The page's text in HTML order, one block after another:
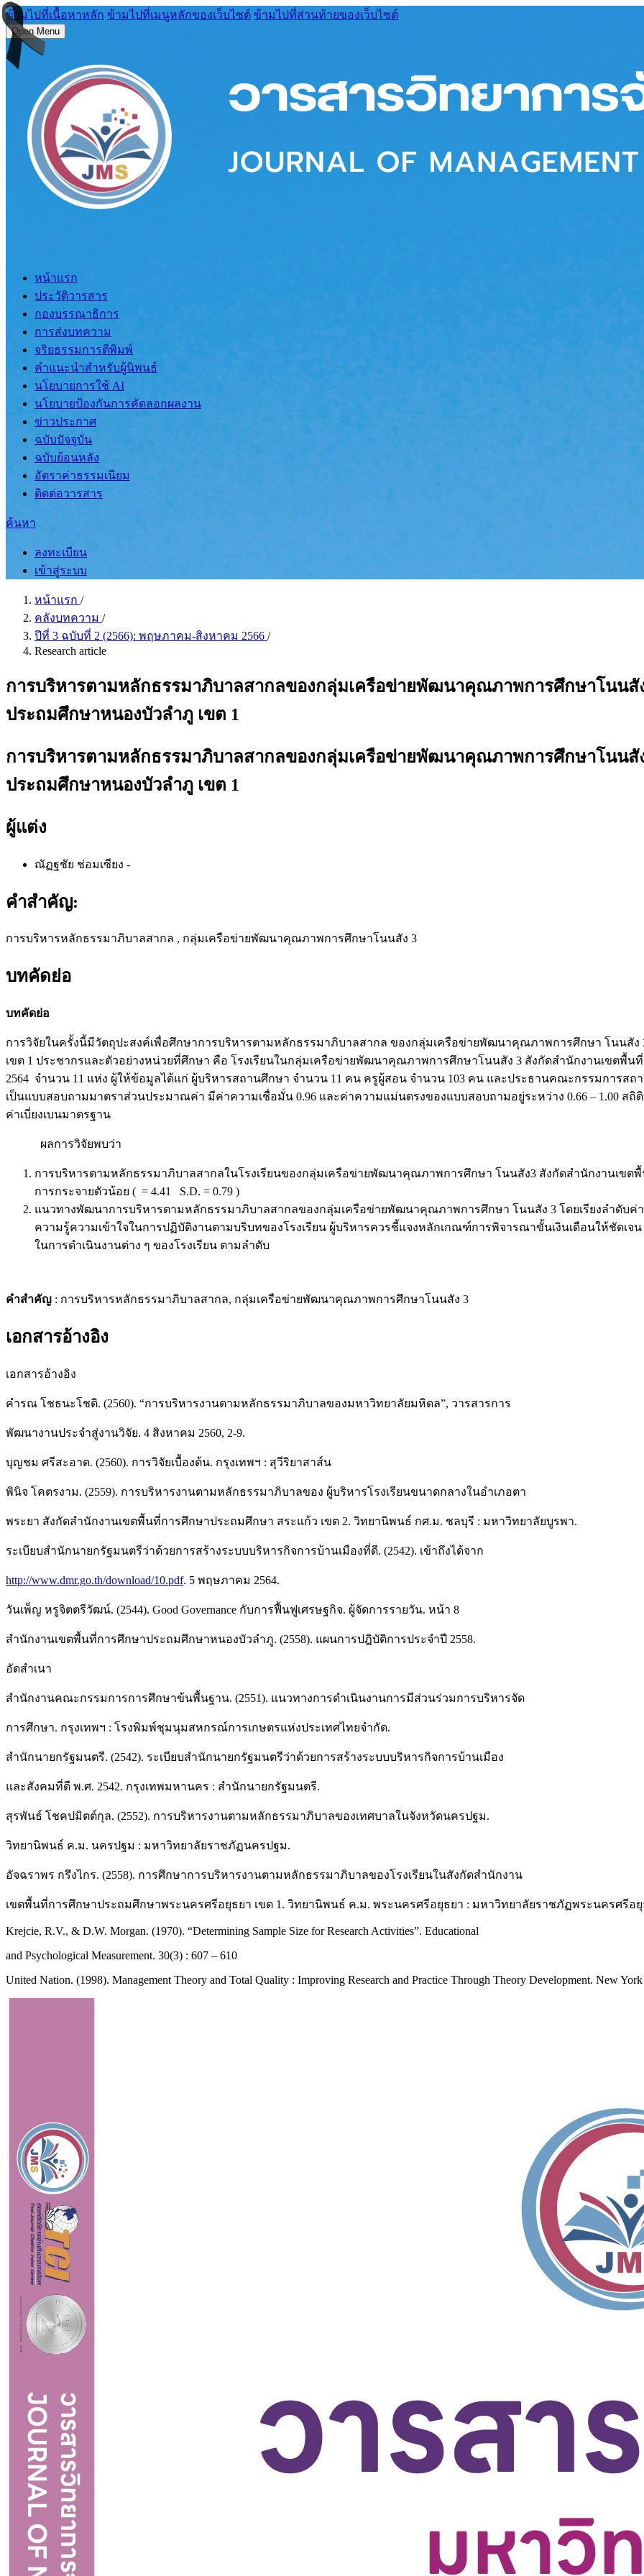
ข้ามไปที่เนื้อหาหลัก ข้ามไปที่เมนูหลักของเว็บไซต์ ข้ามไปที่ส่วนท้ายของเว็บไซต์
Open Menu
หน้าแรก
ประวัติวารสาร
กองบรรณาธิการ
การส่งบทความ
จริยธรรมการตีพิมพ์
คำแนะนำสำหรับผู้นิพนธ์
นโยบายการใช้ AI
นโยบายป้องกันการคัดลอกผลงาน
ข่าวประกาศ
ฉบับปัจจุบัน
ฉบับย้อนหลัง
อัตราค่าธรรมเนียม
ติดต่อวารสาร
ค้นหา
ลงทะเบียน
เข้าสู่ระบบ
หน้าแรก /
คลังบทความ /
ปีที่ 3 ฉบับที่ 2 (2566): พฤษภาคม-สิงหาคม 2566 /
Research article
การบริหารตามหลักธรรมาภิบาลสากลของกลุ่มเครือข่ายพัฒนาคุณภาพการศึกษาโนนสั
ประถมศึกษาหนองบัวลำภู เขต 1
การบริหารตามหลักธรรมาภิบาลสากลของกลุ่มเครือข่ายพัฒนาคุณภาพการศึกษาโนนสั
ประถมศึกษาหนองบัวลำภู เขต 1
ผู้แต่ง
ณัฏฐชัย ช่อมเซียง -
คำสำคัญ:
การบริหารหลักธรรมาภิบาลสากล , กลุ่มเครือข่ายพัฒนาคุณภาพการศึกษาโนนสัง 3
บทคัดย่อ
บทคัดย่อ
การวิจัยในครั้งนี้มีวัตถุปะสงค์เพื่อศึกษาการบริหารตามหลักธรรมาภิบาลสากล ของกลุ่มเครือข่ายพัฒนาคุณภาพการศึกษา โนนสั
เขต 1 ประชากรและตัวอย่างหน่วยที่ศึกษา คือ โรงเรียนในกลุ่มเครือข่ายพัฒนาคุณภาพการศึกษาโนนสัง 3 สังกัดสำนักงานเขตพื้
2564 จำนวน 11 แห่ง ผู้ให้ข้อมูลได้แก่ ผู้บริหารสถานศึกษา จำนวน 11 คน ครูผู้สอน จำนวน 103 คน และประธานคณะกรรมการส
เป็นแบบสอบถามมาตราส่วนประมาณค่า มีค่าความเชื่อมั่น 0.96 และค่าความแม่นตรงของแบบสอบถามอยู่ระหว่าง 0.66 – 1.00 ส
ค่าเบี่ยงเบนมาตรฐาน
ผลการวิจัยพบว่า
การบริหารตามหลักธรรมาภิบาลสากลในโรงเรียนของกลุ่มเครือข่ายพัฒนาคุณภาพการศึกษา โนนสัง3 สังกัดสำนักงานเขต
การกระจายตัวน้อย ( = 4.41 S.D. = 0.79 )
แนวทางพัฒนาการบริหารตามหลักธรรมาภิบาลสากลของกลุ่มเครือข่ายพัฒนาคุณภาพการศึกษา โนนสัง 3 โดยเรียงลำดับค่า
ความรู้ความเข้าใจในการปฏิบัติงานตามบริบทของโรงเรียน ผู้บริหารควรชี้แจงหลักเกณฑ์การพิจารณาขั้นเงินเดือนให้ชัดเ
ในการดำเนินงานต่าง ๆ ของโรงเรียน ตามลำดับ
คำสำคัญ : การบริหารหลักธรรมาภิบาลสากล, กลุ่มเครือข่ายพัฒนาคุณภาพการศึกษาโนนสัง 3
เอกสารอ้างอิง
เอกสารอ้างอิง
คำรณ โชธนะโชติ. (2560). “การบริหารงานตามหลักธรรมาภิบาลของมหาวิทยาลัยมหิดล”, วารสารการ
พัฒนางานประจำสู่งานวิจัย. 4 สิงหาคม 2560, 2-9.
บุญชม ศรีสะอาด. (2560). การวิจัยเบื้องต้น. กรุงเทพฯ : สุวีริยาสาส์น
พินิจ โคตรงาม. (2559). การบริหารงานตามหลักธรรมาภิบาลของ ผู้บริหารโรงเรียนขนาดกลางในอำเภอตา
พระยา สังกัดสำนักงานเขตพื้นที่การศึกษาประถมศึกษา สระแก้ว เขต 2. วิทยานิพนธ์ กศ.ม. ชลบุรี : มหาวิทยาลัยบูรพา.
ระเบียบสำนักนายกรัฐมนตรีว่าด้วยการสร้างระบบบริหารกิจการบ้านเมืองที่ดี. (2542). เข้าถึงได้จาก
http://www.dmr.go.th/download/10.pdf. 5 พฤษภาคม 2564.
วันเพ็ญ หรูจิตตรีวัฒน์. (2544). Good Governance กับการฟื้นฟูเศรษฐกิจ. ผู้จัดการรายวัน. หน้า 8
สำนักงานเขตพื้นที่การศึกษาประถมศึกษาหนองบัวลำภู. (2558). แผนการปฎิบัติการประจำปี 2558.
อัดสำเนา
สํานักงานคณะกรรมการการศึกษาข้นพื้นฐาน. (2551). แนวทางการดําเนินงานการมีส่วนร่วมการบริหารจัด
การศึกษา. กรุงเทพฯ : โรงพิมพ์ชุมนุมสหกรณ์การเกษตรแห่งประเทศไทยจำกัด.
สำนักนายกรัฐมนตรี. (2542). ระเบียบสำนักนายกรัฐมนตรีว่าด้วยการสร้างระบบบริหารกิจการบ้านเมือง
และสังคมที่ดี พ.ศ. 2542. กรุงเทพมหานคร : สำนักนายกรัฐมนตรี.
สุรพันธ์ โชคปมิตต์กุล. (2552). การบริหารงานตามหลักธรรมาภิบาลของเทศบาลในจังหวัดนครปฐม.
วิทยานิพนธ์ ค.ม. นครปฐม : มหาวิทยาลัยราชภัฏนครปฐม.
อัจฉราพร กรึงไกร. (2558). การศึกษาการบริหารงานตามหลักธรรมาภิบาลของโรงเรียนในสังกัดสำนักงาน
เขตพื้นที่การศึกษาประถมศึกษาพระนครศรีอยุธยา เขต 1. วิทยานิพนธ์ ค.ม. พระนครศรีอยุธยา : มหาวิทยาลัยราชภัฏพระนครศรีอยุ
Krejcie, R.V., & D.W. Morgan. (1970). “Determining Sample Size for Research Activities”. Educational
and Psychological Measurement. 30(3) : 607 – 610
United Nation. (1998). Management Theory and Total Quality : Improving Research and Practice Through Theory Development. New